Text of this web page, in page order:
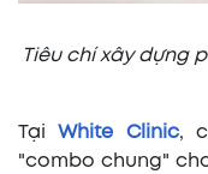
Tiêu chí xây dựng
TạiWhite Clinic,
"combo chung"